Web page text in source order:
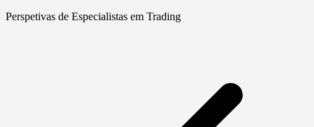
Perspetivas de Especialistas em Trading